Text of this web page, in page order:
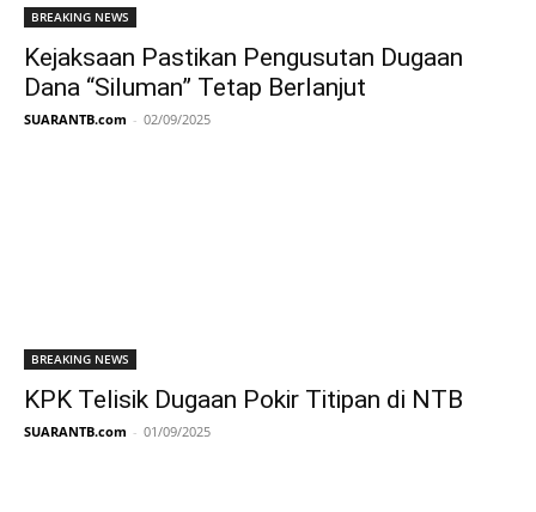
BREAKING NEWS
Kejaksaan Pastikan Pengusutan Dugaan
Dana “Siluman” Tetap Berlanjut
SUARANTB.com - 02/09/2025
BREAKING NEWS
KPK Telisik Dugaan Pokir Titipan di NTB
SUARANTB.com - 01/09/2025